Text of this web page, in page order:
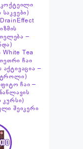
–
Tea
ჩაი
–
ჩაი –
კურსი)
შეიკერი